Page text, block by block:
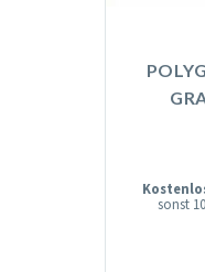
sonst